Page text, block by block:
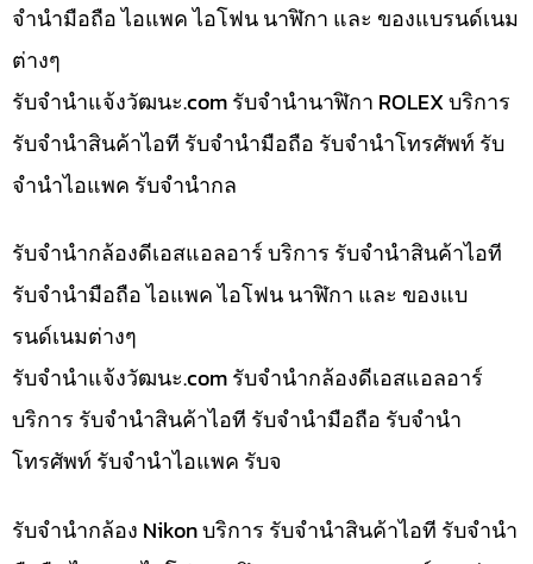
จำนำมือถือ ไอแพค ไอโฟน นาฬิกา และ ของแบรนด์เนม
ต่างๆ
รับจํานําแจ้งวัฒนะ.com รับจำนำนาฬิกา ROLEX บริการ
รับจำนำสินค้าไอที รับจำนำมือถือ รับจำนำโทรศัพท์ รับ
จำนำไอแพค รับจำนำกล
รับจำนำกล้องดีเอสแอลอาร์ บริการ รับจำนำสินค้าไอที
รับจำนำมือถือ ไอแพค ไอโฟน นาฬิกา และ ของแบ
รนด์เนมต่างๆ
รับจํานําแจ้งวัฒนะ.com รับจำนำกล้องดีเอสแอลอาร์
บริการ รับจำนำสินค้าไอที รับจำนำมือถือ รับจำนำ
โทรศัพท์ รับจำนำไอแพค รับจ
รับจำนำกล้อง Nikon บริการ รับจำนำสินค้าไอที รับจำนำ